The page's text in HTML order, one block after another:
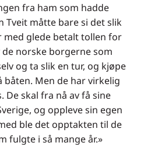
fra ham som hadde
Tveit måtte bare si det slik
med glede betalt tollen for
norske borgerne som
og ta slik en tur, og kjøpe
båten. Men de har virkelig
De skal fra nå av få sine
og oppleve sin egen
ble det opptakten til de
fulgte i så mange år.»